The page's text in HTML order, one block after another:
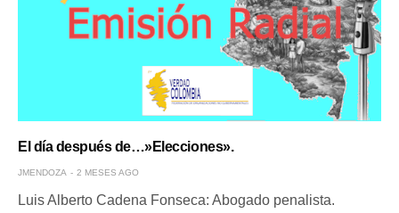
El día después de…»Elecciones».
JMENDOZA 2 MESES AGO
Luis Alberto Cadena Fonseca: Abogado penalista.